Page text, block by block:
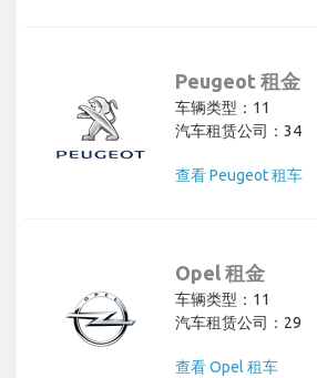
Peugeot 租金
车辆类型：11
汽车租赁公司：34
查看 Peugeot 租车
Opel 租金
车辆类型：11
汽车租赁公司：29
查看 Opel 租车